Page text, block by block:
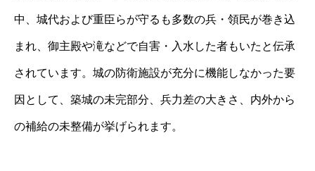
中、城代および重臣らが守るも多数の兵・領民が巻き込
まれ、御主殿や滝などで自害・入水した者もいたと伝承
されています。城の防衛施設が充分に機能しなかった要
因として、築城の未完部分、兵力差の大きさ、内外から
の補給の未整備が挙げられます。